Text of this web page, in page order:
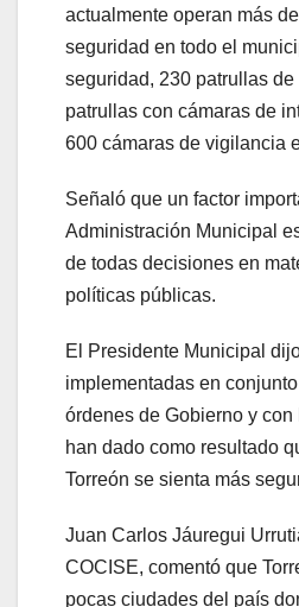
actualmente operan más
seguridad en todo el
seguridad, 230 patrullas
patrullas con cámaras de
600 cámaras de vigilancia
Señaló que un factor
Administración Municipal
de todas decisiones en
políticas públicas.
El Presidente Municipal
implementadas en
órdenes de Gobierno y
han dado como resultado
Torreón se sienta más
Juan Carlos Jáuregui
COCISE, comentó que
pocas ciudades del país